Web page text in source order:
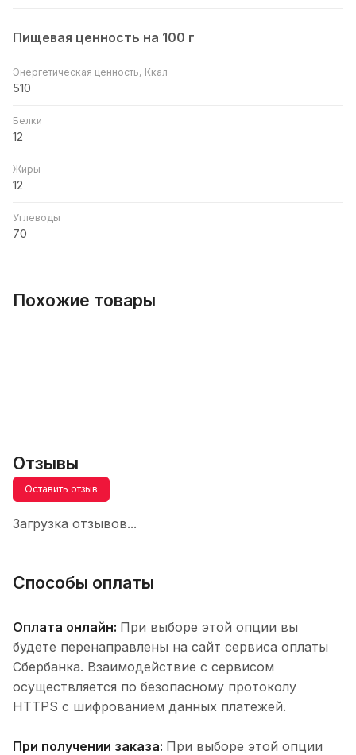
Пищевая ценность на 100 г
Энергетическая ценность, Ккал
510
Белки
12
Жиры
12
Углеводы
70
Похожие товары
Отзывы
Оставить отзыв
Загрузка отзывов...
Способы оплаты
Оплата онлайн: При выборе этой опции вы
будете перенаправлены на сайт сервиса оплаты
Сбербанка. Взаимодействие с сервисом
осуществляется по безопасному протоколу
HTTPS с шифрованием данных платежей.
При получении заказа: При выборе этой опции